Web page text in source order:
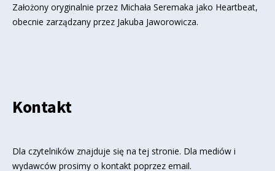
Założony oryginalnie przez Michała Seremaka jako Heartbeat,
obecnie zarządzany przez Jakuba Jaworowicza.
Kontakt
Dla czytelników znajduje się na tej stronie. Dla mediów i
wydawców prosimy o kontakt poprzez email.